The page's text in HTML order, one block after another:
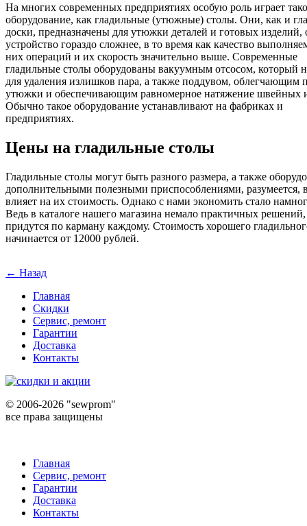
На многих современных предприятиях особую роль играет
оборудование, как гладильные (утюжные) столы. Они, как и
доски, предназначены для утюжки деталей и готовых изделий,
устройство гораздо сложнее, в то время как качество
них операций и их скорость значительно выше. Современные
гладильные столы оборудованы вакуумным отсосом, который
для удаления излишков пара, а также поддувом, облегчающим
утюжки и обеспечивающим равномерное натяжение швейных
Обычно такое оборудование устанавливают на фабриках и
предприятиях.
Цены на гладильные столы
Гладильные столы могут быть разного размера, а также
дополнительными полезными приспособлениями, разумеется,
влияет на их стоимость. Однако с нами экономить стало
Ведь в каталоге нашего магазина немало практичных
придутся по карману каждому. Стоимость хорошего
начинается от 12000 рублей.
← Назад
Главная
Скидки
Сервис, ремонт
Гарантии
Доставка
Контакты
© 2006-2026 "sewprom"
все права защищены
Главная
Сервис, ремонт
Гарантии
Доставка
Контакты